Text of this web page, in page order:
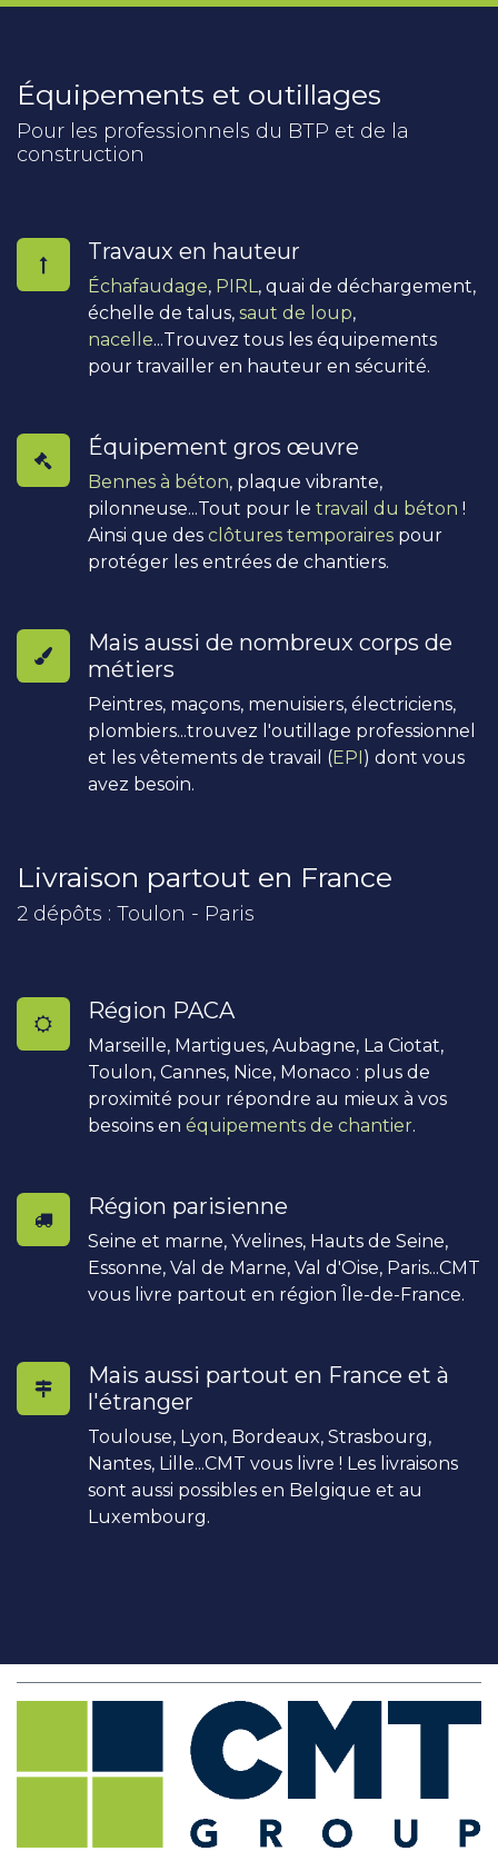
Équipements et outillages
Pour les professionnels du BTP et de la
construction
Travaux en hauteur
Échafaudage, PIRL, quai de déchargement,
échelle de talus, saut de loup,
nacelle...Trouvez tous les équipements
pour travailler en hauteur en sécurité.
Équipement gros œuvre
Bennes à béton, plaque vibrante,
pilonneuse...Tout pour le travail du béton !
Ainsi que des clôtures temporaires pour
protéger les entrées de chantiers.
Mais aussi de nombreux corps de
métiers
Peintres, maçons, menuisiers, électriciens,
plombiers...trouvez l'outillage professionnel
et les vêtements de travail (EPI) dont vous
avez besoin.
Livraison partout en France
2 dépôts : Toulon - Paris
Région PACA
Marseille, Martigues, Aubagne, La Ciotat,
Toulon, Cannes, Nice, Monaco : plus de
proximité pour répondre au mieux à vos
besoins en équipements de chantier.
Région parisienne
Seine et marne, Yvelines, Hauts de Seine,
Essonne, Val de Marne, Val d'Oise, Paris...CMT
vous livre partout en région Île-de-France.
Mais aussi partout en France et à
l'étranger
Toulouse, Lyon, Bordeaux, Strasbourg,
Nantes, Lille...CMT vous livre ! Les livraisons
sont aussi possibles en Belgique et au
Luxembourg.